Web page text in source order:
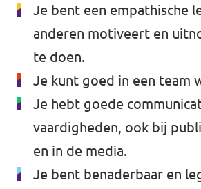
Je bent een empathische
anderen motiveert en
te doen.
Je kunt goed in een team
Je hebt goede
vaardigheden, ook bij
en in de media.
Je bent benaderbaar en